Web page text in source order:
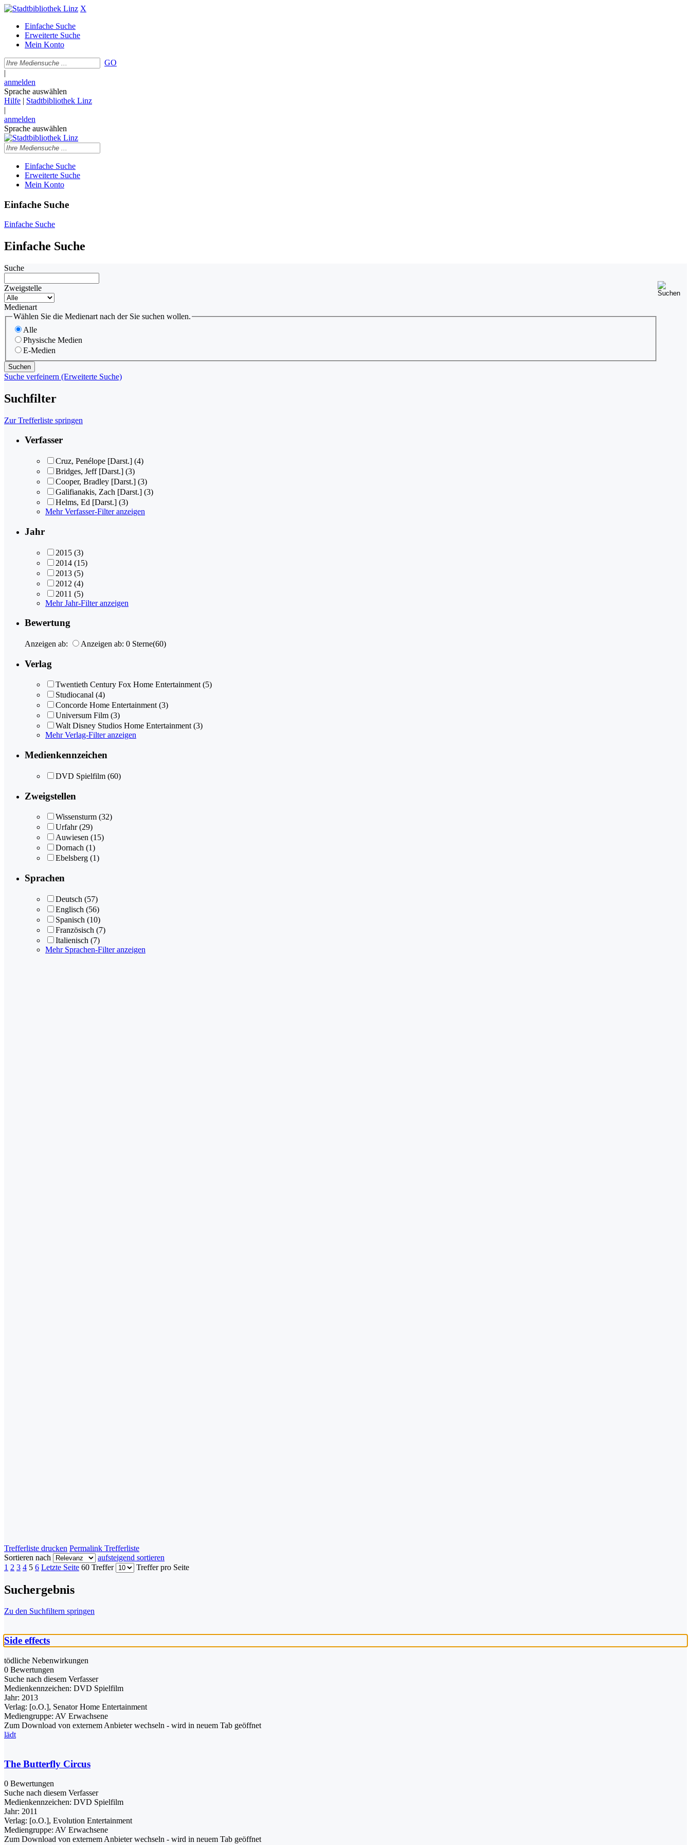
X
Einfache Suche
Erweiterte Suche
Mein Konto
GO
|
anmelden
Sprache auswählen
Hilfe | Stadtbibliothek Linz
|
anmelden
Sprache auswählen
Einfache Suche
Erweiterte Suche
Mein Konto
Einfache Suche
Einfache Suche
Einfache Suche
Suche
Zweigstelle
Medienart
Wählen Sie die Medienart nach der Sie suchen wollen.
Alle
Physische Medien
E-Medien
Suche verfeinern (Erweiterte Suche)
Suchfilter
Zur Trefferliste springen
Verfasser
Cruz, Penélope [Darst.] (4)
Bridges, Jeff [Darst.] (3)
Cooper, Bradley [Darst.] (3)
Galifianakis, Zach [Darst.] (3)
Helms, Ed [Darst.] (3)
Mehr Verfasser-Filter anzeigen
Jahr
2015 (3)
2014 (15)
2013 (5)
2012 (4)
2011 (5)
Mehr Jahr-Filter anzeigen
Bewertung
Anzeigen ab: Anzeigen ab: 0 Sterne(60)
Verlag
Twentieth Century Fox Home Entertainment (5)
Studiocanal (4)
Concorde Home Entertainment (3)
Universum Film (3)
Walt Disney Studios Home Entertainment (3)
Mehr Verlag-Filter anzeigen
Medienkennzeichen
DVD Spielfilm (60)
Zweigstellen
Wissensturm (32)
Urfahr (29)
Auwiesen (15)
Dornach (1)
Ebelsberg (1)
Sprachen
Deutsch (57)
Englisch (56)
Spanisch (10)
Französisch (7)
Italienisch (7)
Mehr Sprachen-Filter anzeigen
Trefferliste drucken Permalink Trefferliste
Sortieren nach
aufsteigend sortieren
1 2 3 4 5 6 Letzte Seite 60 Treffer Treffer pro Seite
Suchergebnis
Zu den Suchfiltern springen
Side effects
tödliche Nebenwirkungen
0 Bewertungen
Suche nach diesem Verfasser
Medienkennzeichen: DVD Spielfilm
Jahr: 2013
Verlag: [o.O.], Senator Home Entertainment
Mediengruppe: AV Erwachsene
Zum Download von externem Anbieter wechseln - wird in neuem Tab geöffnet
lädt
The Butterfly Circus
0 Bewertungen
Suche nach diesem Verfasser
Medienkennzeichen: DVD Spielfilm
Jahr: 2011
Verlag: [o.O.], Evolution Entertainment
Mediengruppe: AV Erwachsene
Zum Download von externem Anbieter wechseln - wird in neuem Tab geöffnet